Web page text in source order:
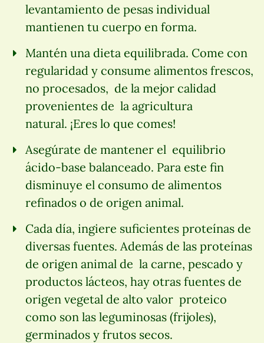
levantamiento de pesas individual
mantienen tu cuerpo en forma.
Mantén una dieta equilibrada. Come con
regularidad y consume alimentos frescos,
no procesados, de la mejor calidad
provenientes de la agricultura
natural. ¡Eres lo que comes!
Asegúrate de mantener el equilibrio
ácido-base balanceado. Para este fin
disminuye el consumo de alimentos
refinados o de origen animal.
Cada día, ingiere suficientes proteínas de
diversas fuentes. Además de las proteínas
de origen animal de la carne, pescado y
productos lácteos, hay otras fuentes de
origen vegetal de alto valor proteico
como son las leguminosas (frijoles),
germinados y frutos secos.